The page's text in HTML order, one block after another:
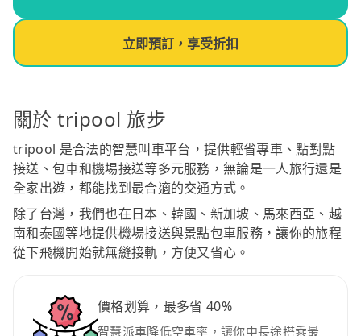
立即預訂，享受折扣
關於 tripool 旅步
tripool 是合法的智慧叫車平台，提供輕省專車、點對點
接送、包車和機場接送等多元服務，無論是一人旅行還是
全家出遊，都能找到最合適的交通方式。
除了台灣，我們也在日本、韓國、新加坡、馬來西亞、越
南和泰國等地提供機場接送與景點包車服務，讓你的旅程
從下飛機開始就無縫接軌，方便又省心。
價格划算，最多省 40%
智慧派車降低空車率，讓你中長途搭乘最